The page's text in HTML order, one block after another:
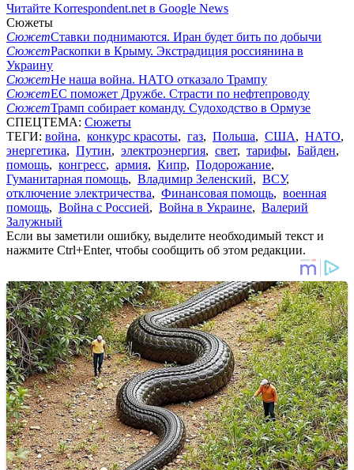
Читайте Korrespondent.net в Google News
Сюжеты
СюжетСтавки поднимаются. Иран будет бить по добычи
СюжетРаскопки в Крыму. Экстрадиция россиянина в
Украину
СюжетНе наша война. НАТО отказало Трампу
СюжетЕС поможет Дружбе. Страсти по нефтепроводу
СюжетТрамп собирает команду. Судоходство в Ормузе
СПЕЦТЕМА: Сюжеты
ТЕГИ: война, конкурс красоты, газ, Польша, США, НАТО,
энергетика, Путин, электроэнергия, свет, тарифы, Байден,
помощь, конгресс, армия, Кипр, Подорожание,
Гуманитарная помощь, Владимир Зеленский, ВСУ,
отключение электричества, Финансовая помощь, военная
помощь, Война с Россией, Война в Украине, Валерий
Залужный
Если вы заметили ошибку, выделите необходимый текст и
нажмите Ctrl+Enter, чтобы сообщить об этом редакции.